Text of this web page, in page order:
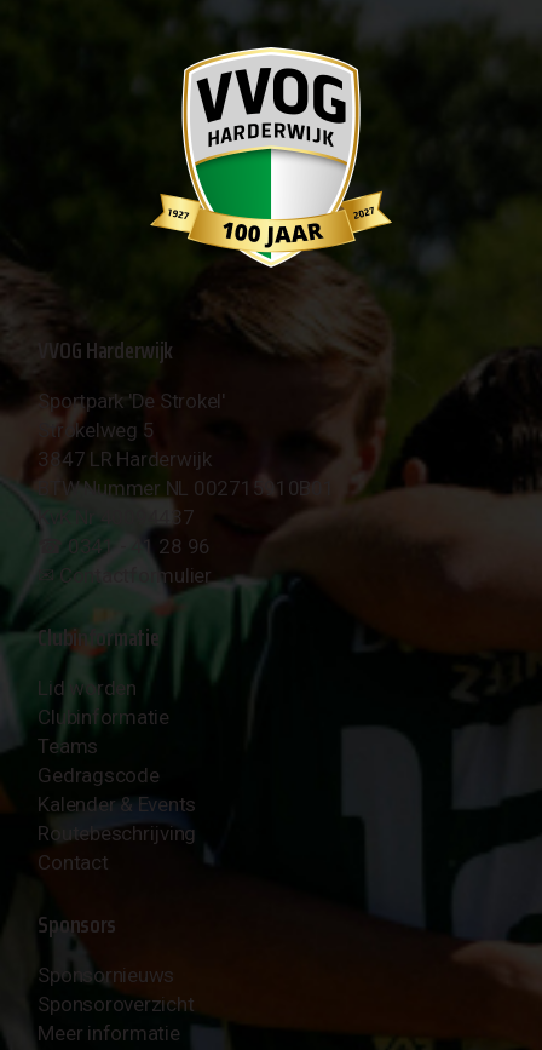
VVOG Harderwijk
Sportpark 'De Strokel'
Strokelweg 5
3847 LR Harderwijk
BTW Nummer NL 002715910B01
KvK Nr 40094437
☎︎ 0341 - 41 28 96
✉︎ Contactformulier
Clubinformatie
Lid worden
Clubinformatie
Teams
Gedragscode
Kalender & Events
Routebeschrijving
Contact
Sponsors
Sponsornieuws
Sponsoroverzicht
Meer informatie